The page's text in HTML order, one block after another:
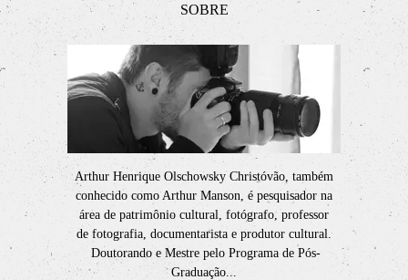
SOBRE
Arthur Henrique Olschowsky Christóvão, também
conhecido como Arthur Manson, é pesquisador na
área de patrimônio cultural, fotógrafo, professor
de fotografia, documentarista e produtor cultural.
Doutorando e Mestre pelo Programa de Pós-
Graduação...